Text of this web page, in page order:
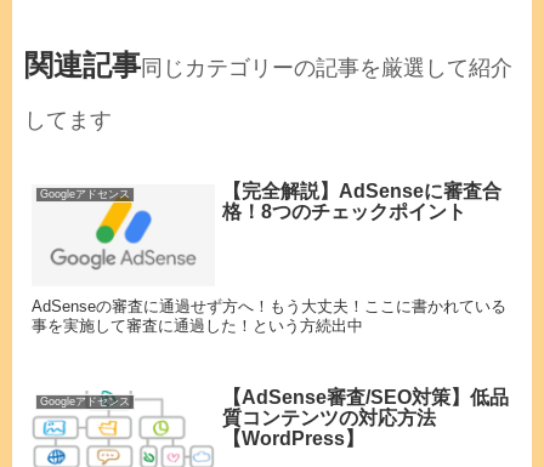
関連記事同じカテゴリーの記事を厳選して紹介
してます
Googleアドセンス
【完全解説】AdSenseに審査合
格！8つのチェックポイント
AdSenseの審査に通過せず方へ！もう大丈夫！ここに書かれている
事を実施して審査に通過した！という方続出中
Googleアドセンス
【AdSense審査/SEO対策】低品
質コンテンツの対応方法
【WordPress】